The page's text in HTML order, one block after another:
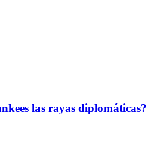
las rayas diplomáticas?